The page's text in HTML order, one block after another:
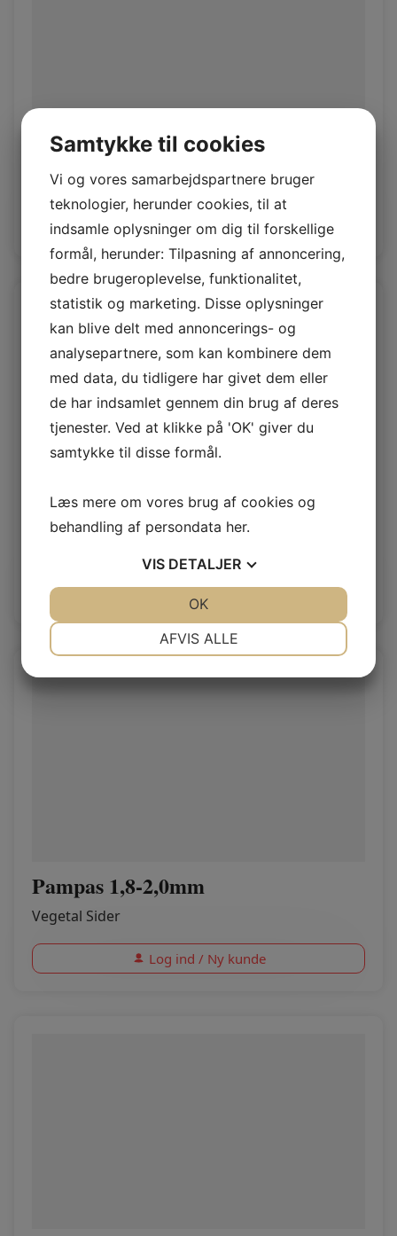
Pampas 1,0-1,2mm
Vegetal Sider
Log ind / Ny kunde
Pampas 3,2-3,6mm
Log ind / Ny kunde
Pampas 1,8-2,0mm
Vegetal Sider
Log ind / Ny kunde
Samtykke til cookies
Vi og vores samarbejdspartnere bruger
teknologier, herunder cookies, til at
indsamle oplysninger om dig til forskellige
formål, herunder: Tilpasning af annoncering,
bedre brugeroplevelse, funktionalitet,
statistik og marketing. Disse oplysninger
kan blive delt med annoncerings- og
analysepartnere, som kan kombinere dem
med data, du tidligere har givet dem eller
de har indsamlet gennem din brug af deres
tjenester. Ved at klikke på 'OK' giver du
samtykke til disse formål.
Læs mere om vores brug af cookies og
behandling af persondata her.
VIS DETALJER
AFVIS ALLE
OK